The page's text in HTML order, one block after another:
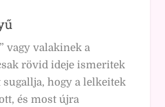
vagy valakinek a
rövid ideje ismeritek
hogy a lelkeitek
és most újra